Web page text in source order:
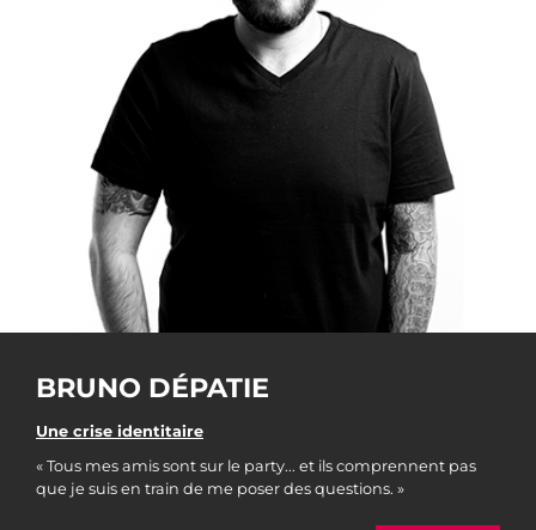
BRUNO DÉPATIE
Une crise identitaire
« Tous mes amis sont sur le party... et ils comprennent pas
que je suis en train de me poser des questions. »